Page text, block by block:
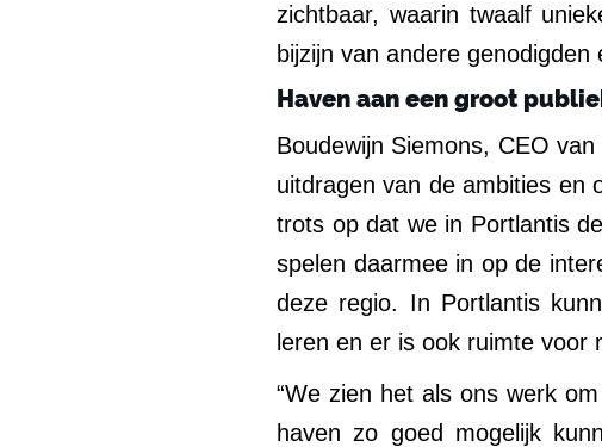
zichtbaar, waarin twaalf
bijzijn van andere
Haven aan een groot
Boudewijn Siemons, CEO
uitdragen van de ambities en
trots op dat we in Portlantis
spelen daarmee in op de
deze regio. In Portlantis
leren en er is ook ruimte voor
“We zien het als ons werk
haven zo goed mogelijk